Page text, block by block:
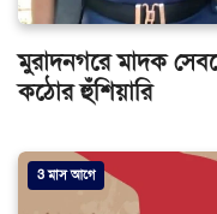
মুরাদনগরে মাদক
কঠোর হুঁশিয়ারি
3 মাস আগে